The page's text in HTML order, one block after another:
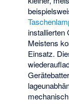
installierten
Meistens
Einsatz.